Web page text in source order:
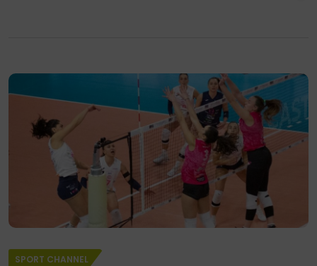
SPORT CHANNEL